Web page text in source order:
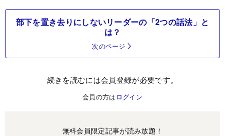
部下を置き去りにしないリーダーの「2つの話法」と
は？
次のページ
続きを読むには会員登録が必要です。
会員の方は ログイン
無料会員限定記事が読み放題！